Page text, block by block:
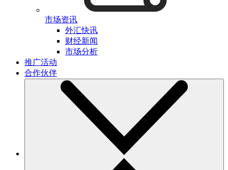
市场资讯
外汇快讯
财经新闻
市场分析
推广活动
合作伙伴